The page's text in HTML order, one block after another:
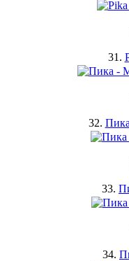
31.
32.
33.
34.